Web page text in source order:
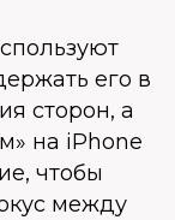
его в
сторон, а
на iPhone
чтобы
между